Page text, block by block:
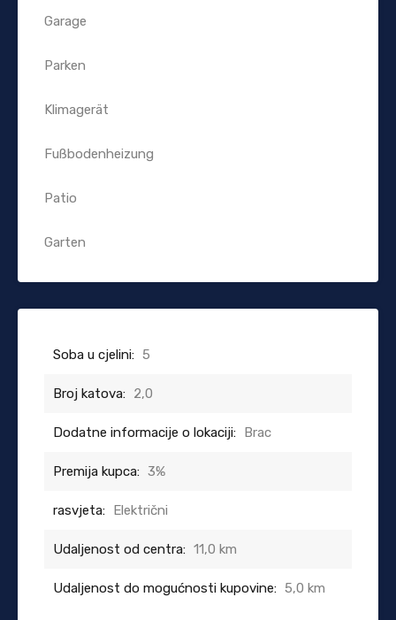
Garage
Parken
Klimagerät
Fußbodenheizung
Patio
Garten
Soba u cjelini: 5
Broj katova: 2,0
Dodatne informacije o lokaciji: Brac
Premija kupca: 3%
rasvjeta: Električni
Udaljenost od centra: 11,0 km
Udaljenost do mogućnosti kupovine: 5,0 km